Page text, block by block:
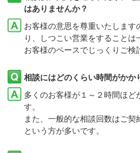
はありませんか？
お客様の意思を尊重いたします
り、しつこい営業をすることは
お客様のペースでじっくりご検
相談にはどのくらい時間がかか
多くのお客様が１～２時間ほど
す。
また、一般的な相談回数はご契
という方が多いです。